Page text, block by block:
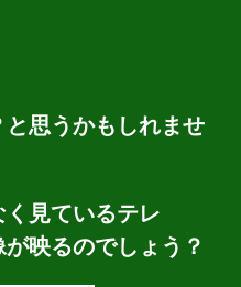
思うかもしれませ
見ているテレ
映るのでしょう？